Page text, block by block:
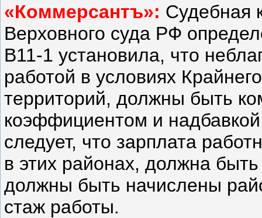
«Коммерсантъ»: Судебная
Верховного суда РФ
В11-1 установила, что
работой в условиях
территорий, должны быть
коэффициентом и
следует, что зарплата
в этих районах, должна
должны быть начислены
стаж работы.